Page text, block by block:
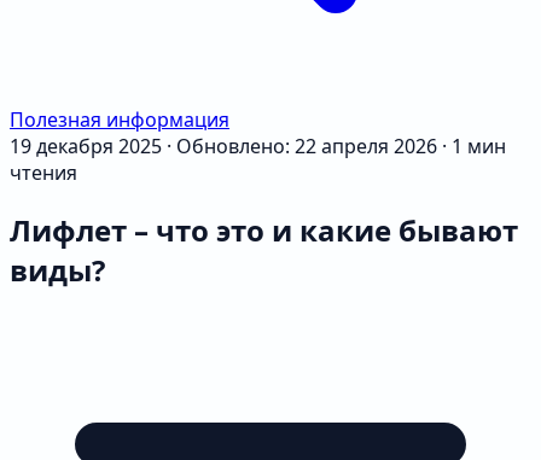
Полезная информация
19 декабря 2025 · Обновлено: 22 апреля 2026 · 1 мин
чтения
Лифлет – что это и какие бывают
виды?